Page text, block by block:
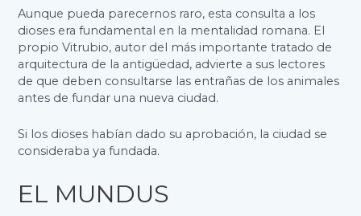
Aunque pueda parecernos raro, esta consulta a los
dioses era fundamental en la mentalidad romana. El
propio Vitrubio, autor del más importante tratado de
arquitectura de la antigüedad, advierte a sus lectores
de que deben consultarse las entrañas de los animales
antes de fundar una nueva ciudad.
Si los dioses habían dado su aprobación, la ciudad se
consideraba ya fundada.
EL MUNDUS